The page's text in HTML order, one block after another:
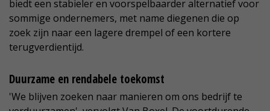
biedt een stabieler en voorspelbaarder alternatief voor
sommige ondernemers, met name diegenen die op
zoek zijn naar een lagere drempel of een kortere
terugverdientijd.
Duurzame en rendabele toekomst
'We blijven zoeken naar manieren om ons bedrijf te